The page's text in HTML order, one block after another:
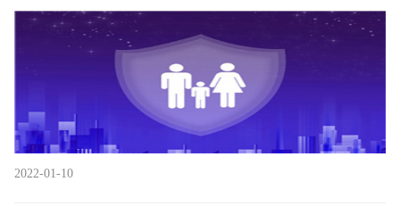
2022-01-10